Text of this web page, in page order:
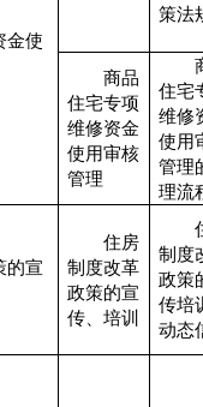
金使
策法
商品
住宅专项
维修资金
使用审核
管理
住宅
维修
使用
管理
理流
的宣
住房
制度改革
政策的宣
传、培训
制度
政策
传培
动态